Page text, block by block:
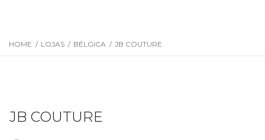
HOME / LOJAS / BÉLGICA / JB COUTURE
JB COUTURE